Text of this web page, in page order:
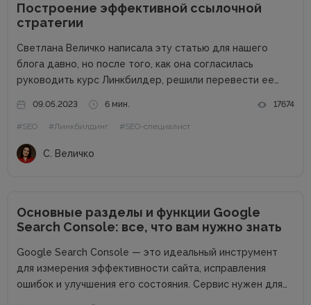
Построение эффективной ссылочной
стратегии
Светлана Величко написала эту статью для нашего
блога давно, но после того, как она согласилась
руководить курс Линкбилдер, решили перевести ее
о чем будет идти речь на ее курсе: как правильно...
09.05.2023 6 мин. 17674
#SEO #Линкбилдинг #SEO-специалист
С. Величко
Основные разделы и функции Google
Search Console: все, что вам нужно знать
Google Search Console — это идеальный инструмент
для измерения эффективности сайта, исправления
ошибок и улучшения его состояния. Сервис нужен для